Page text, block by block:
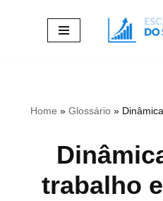
Home » Glossário»
trabalho